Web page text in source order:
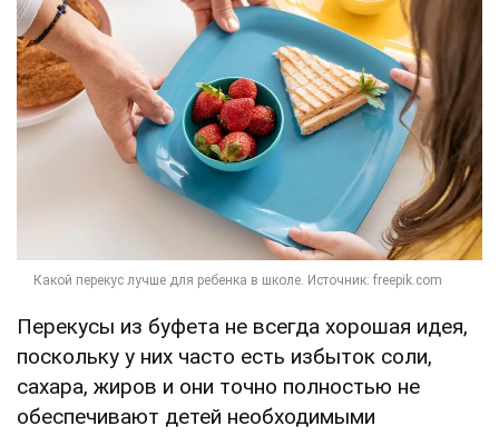
Перекусы из буфета не всегда хорошая идея,
поскольку у них часто есть избыток соли,
сахара, жиров и они точно полностью не
обеспечивают детей необходимыми